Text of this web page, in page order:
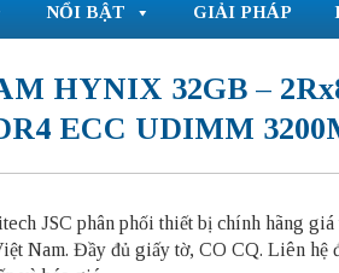
NỔI BẬT GIẢI PHÁP
HYNIX 32GB –
ECC UDIMM
JSC phân phối thiết bị chính hãng giá
Nam. Đầy đủ giấy tờ, CO CQ. Liên hệ